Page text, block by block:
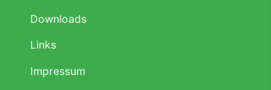
Downloads
Links
Impressum